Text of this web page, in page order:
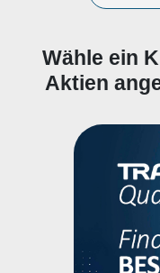
Wähle ein
Aktien